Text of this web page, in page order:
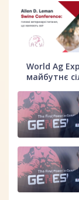
World Ag
майбутнє